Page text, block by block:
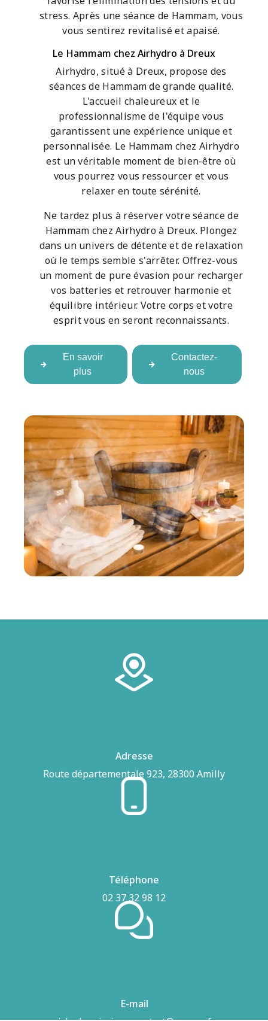
stress. Après une séance de Hammam, vous
vous sentirez revitalisé et apaisé.
Le Hammam chez Airhydro à Dreux
Airhydro, situé à Dreux, propose des
séances de Hammam de grande qualité.
L'accueil chaleureux et le
professionnalisme de l'équipe vous
garantissent une expérience unique et
personnalisée. Le Hammam chez Airhydro
est un véritable moment de bien-être où
vous pourrez vous ressourcer et vous
relaxer en toute sérénité.
Ne tardez plus à réserver votre séance de
Hammam chez Airhydro à Dreux. Plongez
dans un univers de détente et de relaxation
où le temps semble s'arrêter. Offrez-vous
un moment de pure évasion pour recharger
vos batteries et retrouver harmonie et
équilibre intérieur. Votre corps et votre
esprit vous en seront reconnaissants.
En savoir
plus
Contactez-
nous
Adresse
Route départementale 923, 28300 Amilly
Téléphone
02 37 32 98 12
E-mail